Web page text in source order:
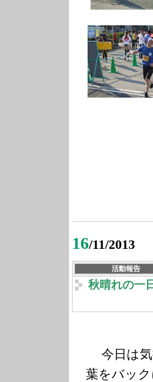
16/11/2013
活動報告
秋晴れの一
今日は気
葉をバッ